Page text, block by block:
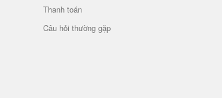
Thanh toán
Câu hỏi thường gặp